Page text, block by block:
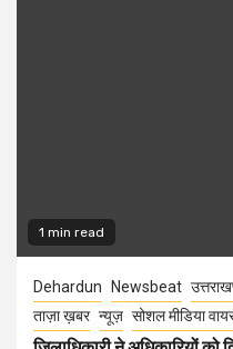
1 min read
Dehardun Newsbeat
ताज़ा ख़बर न्यूज़ सोशल मीडिया